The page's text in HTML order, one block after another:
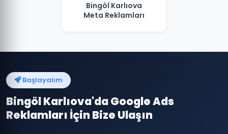
Bingöl Karlıova
Meta Reklamları
Başlayalım
Bingöl Karlıova'da Google Ads
Reklamları İçin Bize Ulaşın